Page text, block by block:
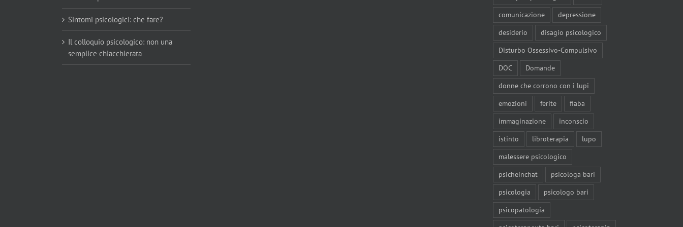
Sintomi psicologici: che fare?
Il colloquio psicologico: non una
semplice chiacchierata
comunicazione
depressione
desiderio
disagio psicologico
Disturbo Ossessivo-Compulsivo
DOC
Domande
donne che corrono con i lupi
emozioni
ferite
fiaba
immaginazione
inconscio
istinto
libroterapia
lupo
malessere psicologico
psicheinchat
psicologa bari
psicologia
psicologo bari
psicopatologia